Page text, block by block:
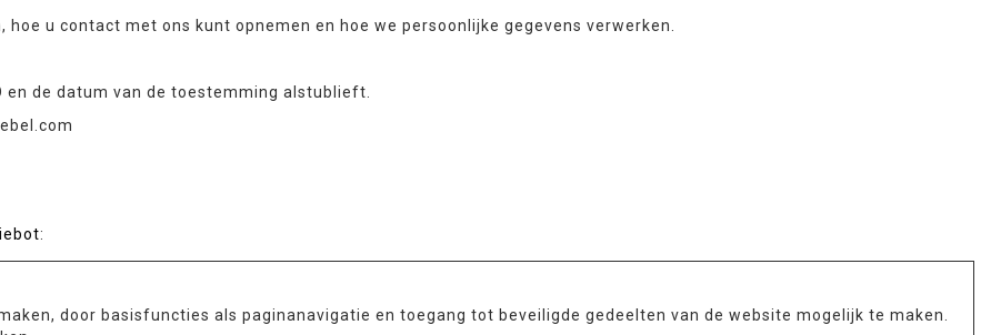
u contact met ons kunt opnemen en hoe we persoonlijke gegevens verwerken.
de datum van de toestemming alstublieft.
:
door basisfuncties als paginanavigatie en toegang tot beveiligde gedeelten van de website mogelijk te maken.